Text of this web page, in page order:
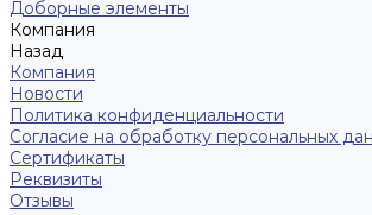
Доборные элементы
Компания
Назад
Компания
Новости
Политика конфиденциальности
Согласие на обработку персональных
Сертификаты
Реквизиты
Отзывы